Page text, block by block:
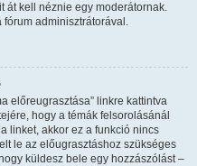
át kell néznie egy moderátornak.
adminisztrátorával.
előreugrasztása” linkre kattintva
hogy a témák felsorolásánál
linket, akkor ez a funkció nincs
le az előugrasztáshoz szükséges
küldesz bele egy hozzászólást –